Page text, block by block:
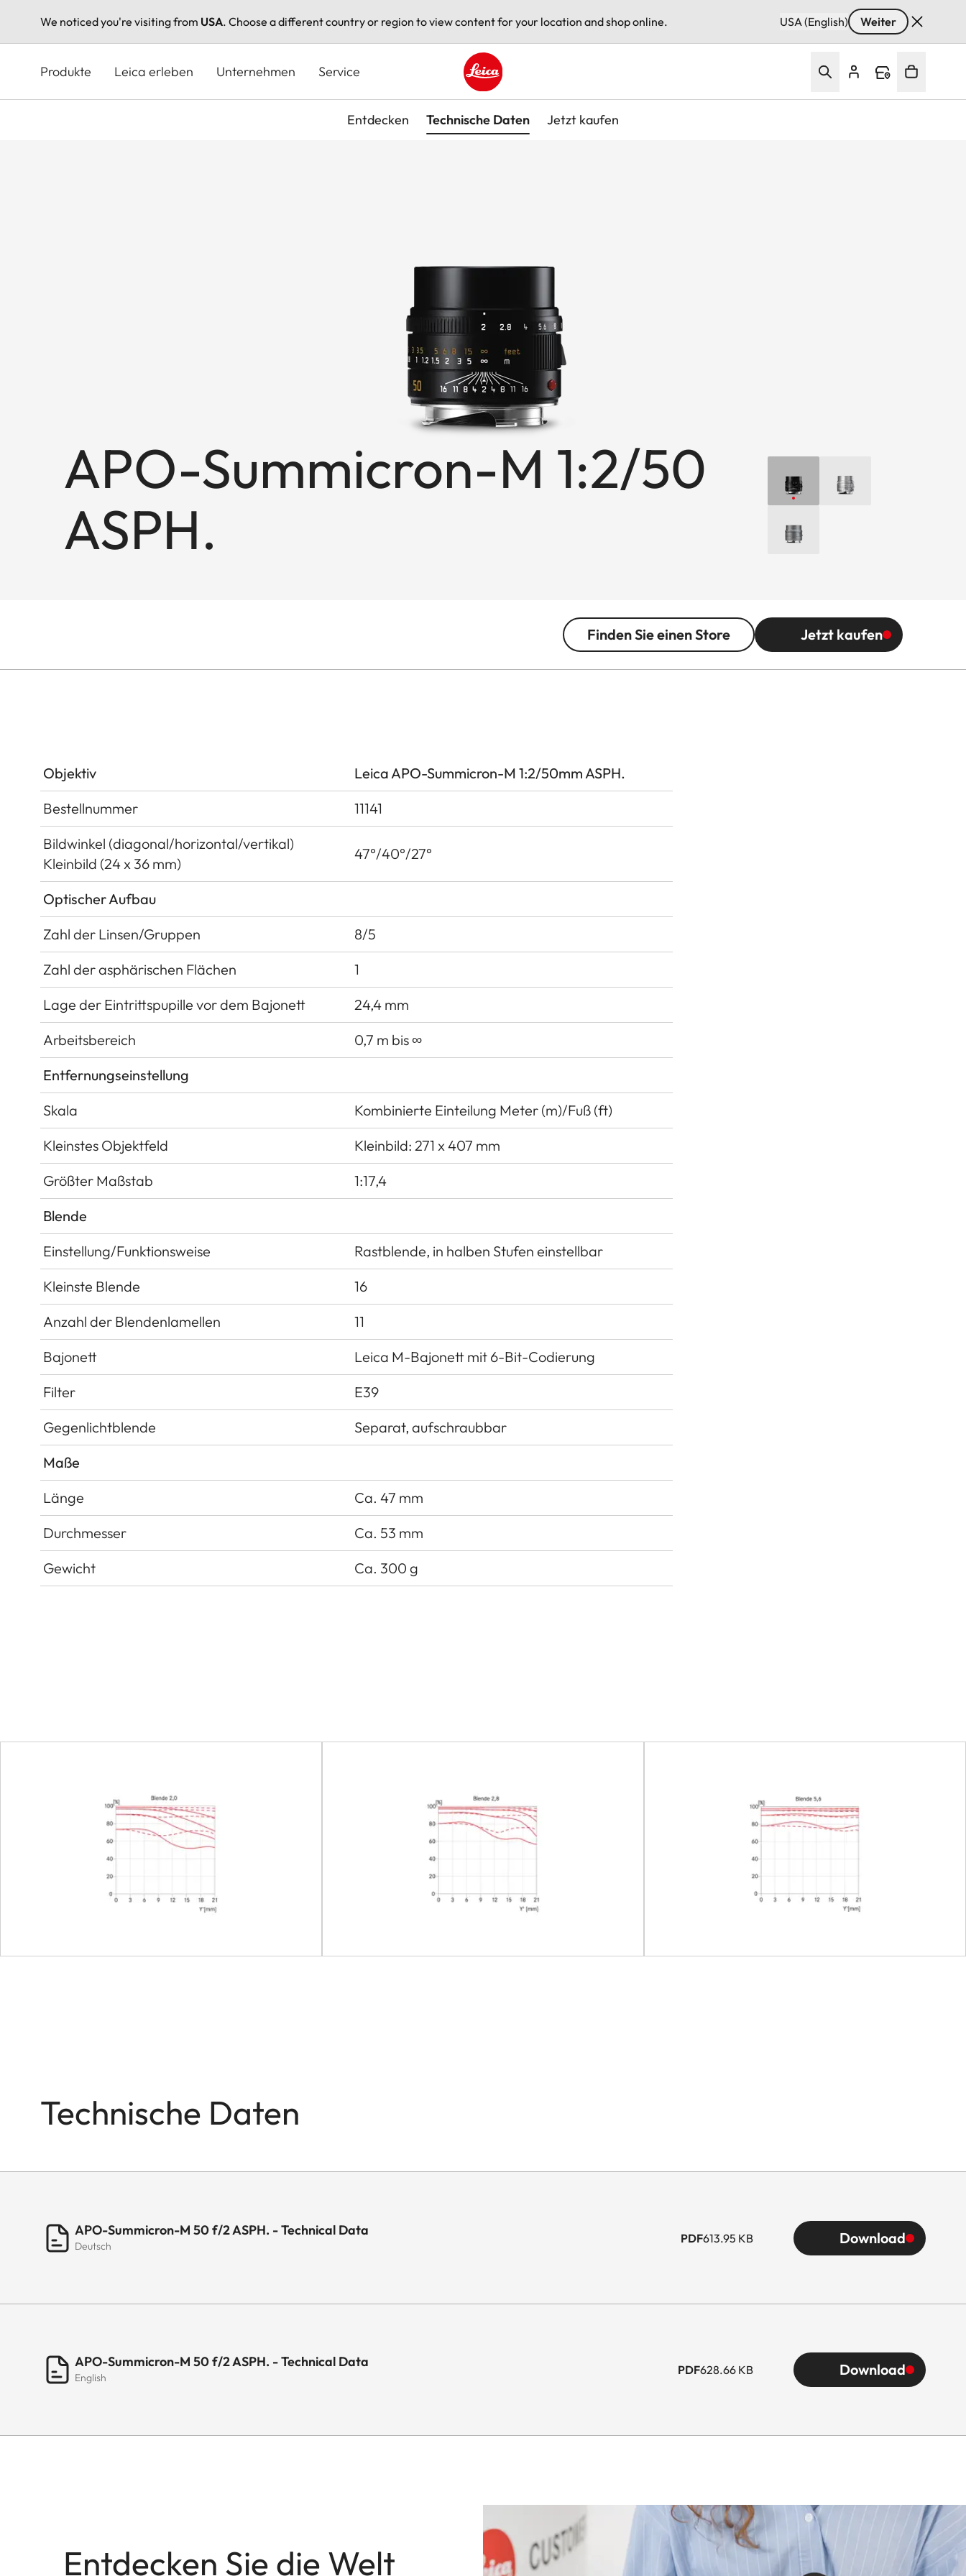
We noticed you're visiting from USA. Choose a different country or region to view content for your location and shop online. USA (English) Weiter
Produkte Leica erleben Unternehmen Service
Leica logo - Home
Entdecken Technische Daten Jetzt kaufen
APO-Summicron-M 1:2/50
ASPH.
Finden Sie einen Store Jetzt kaufen
Objektiv
Leica APO-Summicron-M 1:2/50mm ASPH.
Bestellnummer
11141
Bildwinkel (diagonal/horizontal/vertikal)
Kleinbild (24 x 36 mm)
47°/40°/27°
Optischer Aufbau
Zahl der Linsen/Gruppen
8/5
Zahl der asphärischen Flächen
1
Lage der Eintrittspupille vor dem Bajonett
24,4 mm
Arbeitsbereich
0,7 m bis ∞
Entfernungseinstellung
Skala
Kombinierte Einteilung Meter (m)/Fuß (ft)
Kleinstes Objektfeld
Kleinbild: 271 x 407 mm
Größter Maßstab
1:17,4
Blende
Einstellung/Funktionsweise
Rastblende, in halben Stufen einstellbar
Kleinste Blende
16
Anzahl der Blendenlamellen
11
Bajonett
Leica M-Bajonett mit 6-Bit-Codierung
Filter
E39
Gegenlichtblende
Separat, aufschraubbar
Maße
Länge
Ca. 47 mm
Durchmesser
Ca. 53 mm
Gewicht
Ca. 300 g
Technische Daten
APO-Summicron-M 50 f/2 ASPH. - Technical Data
Deutsch
PDF613.95 KB Download
APO-Summicron-M 50 f/2 ASPH. - Technical Data
English
PDF628.66 KB Download
Entdecken Sie die Welt